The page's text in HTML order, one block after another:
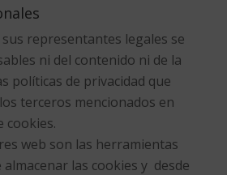
representantes legales se
ni del contenido ni de la
políticas de privacidad que
terceros mencionados en
cookies.
web son las herramientas
almacenar las cookies y desde